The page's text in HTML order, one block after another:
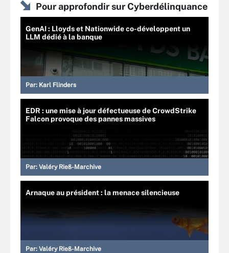
Pour approfondir sur Cyberdélinquance
GenAI : Lloyds et Nationwide co-développent un
LLM dédié à la banque
Par: Karl Flinders
EDR : une mise à jour défectueuse de CrowdStrike
Falcon provoque des pannes massives
Par: Valéry Rieß-Marchive
Arnaque au président : la menace silencieuse
Par: Valéry Rieß-Marchive